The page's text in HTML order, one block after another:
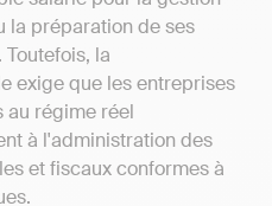
la préparation de ses
la
exige que les entreprises
au régime réel
à l'administration des
et fiscaux conformes à